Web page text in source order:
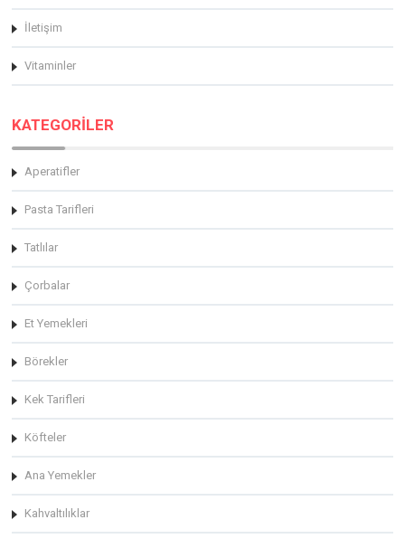
İletişim
Vitaminler
KATEGORİLER
Aperatifler
Pasta Tarifleri
Tatlılar
Çorbalar
Et Yemekleri
Börekler
Kek Tarifleri
Köfteler
Ana Yemekler
Kahvaltılıklar